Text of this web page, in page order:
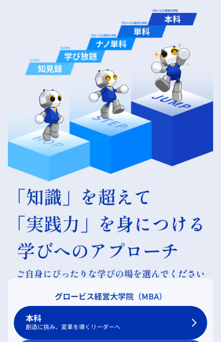
グロービス経営大学院（MBA）
本科
創造に挑み、変革を導くリーダーへ